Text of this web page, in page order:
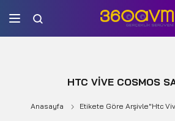
HTC VIVE COSMOS
Anasayfa Etikete Göre Arşivle"htc